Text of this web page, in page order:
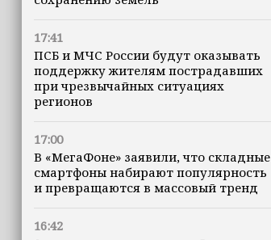
17:41
ПСБ и МЧС России будут оказывать
поддержку жителям пострадавших
при чрезвычайных ситуациях
регионов
17:00
В «МегаФоне» заявили, что складные
смартфоны набирают популярность
и превращаются в массовый тренд
16:42